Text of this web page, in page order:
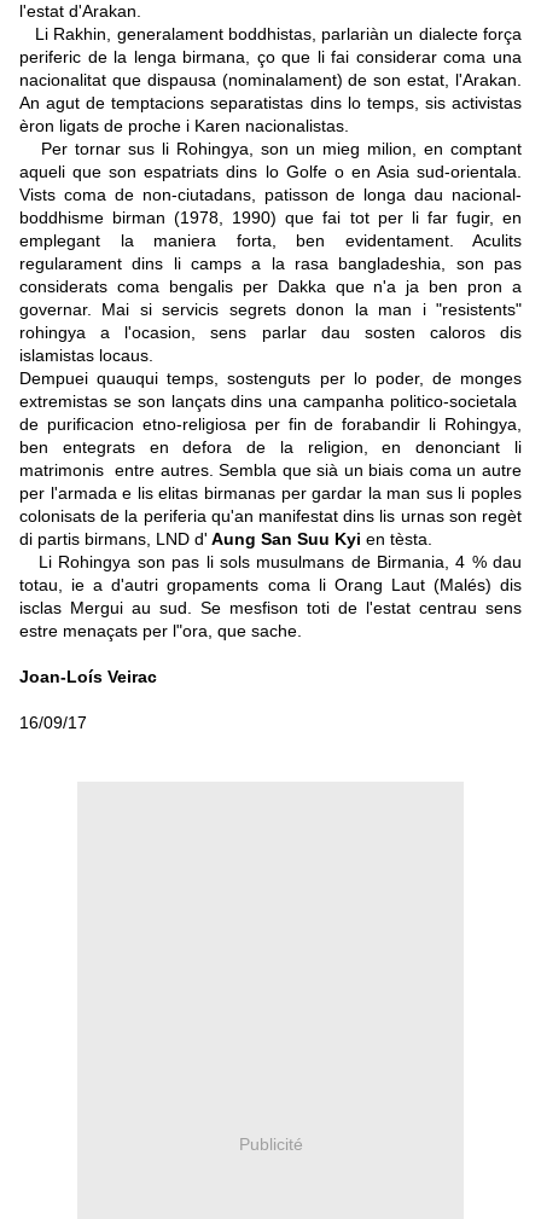
l'estat d'Arakan.
Li Rakhin, generalament boddhistas, parlariàn un dialecte força
periferic de la lenga birmana, ço que li fai considerar coma una
nacionalitat que dispausa (nominalament) de son estat, l'Arakan.
An agut de temptacions separatistas dins lo temps, sis activistas
èron ligats de proche i Karen nacionalistas.
Per tornar sus li Rohingya, son un mieg milion, en comptant
aqueli que son espatriats dins lo Golfe o en Asia sud-orientala.
Vists coma de non-ciutadans, patisson de longa dau nacional-
boddhisme birman (1978, 1990) que fai tot per li far fugir, en
emplegant la maniera forta, ben evidentament. Aculits
regularament dins li camps a la rasa bangladeshia, son pas
considerats coma bengalis per Dakka que n'a ja ben pron a
governar. Mai si servicis segrets donon la man i "resistents"
rohingya a l'ocasion, sens parlar dau sosten caloros dis
islamistas locaus.
Dempuei quauqui temps, sostenguts per lo poder, de monges
extremistas se son lançats dins una campanha politico-societala
de purificacion etno-religiosa per fin de forabandir li Rohingya,
ben entegrats en defora de la religion, en denonciant li
matrimonis entre autres. Sembla que sià un biais coma un autre
per l'armada e lis elitas birmanas per gardar la man sus li poples
colonisats de la periferia qu'an manifestat dins lis urnas son regèt
di partis birmans, LND d' Aung San Suu Kyi en tèsta.
Li Rohingya son pas li sols musulmans de Birmania, 4 % dau
totau, ie a d'autri gropaments coma li Orang Laut (Malés) dis
isclas Mergui au sud. Se mesfison toti de l'estat centrau sens
estre menaçats per l"ora, que sache.
Joan-Loís Veirac
16/09/17
Publicité